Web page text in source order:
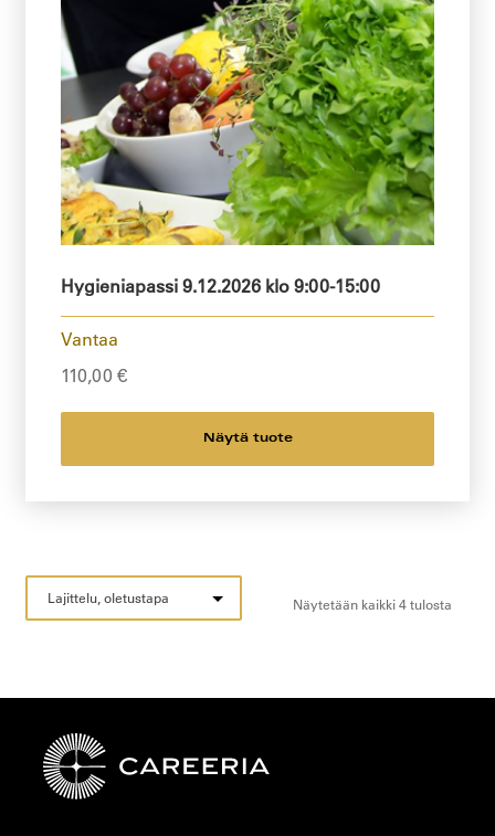
Hygieniapassi 9.12.2026 klo 9:00-15:00
Vantaa
110,00 €
Näytä tuote
Näytetään kaikki 4 tulosta